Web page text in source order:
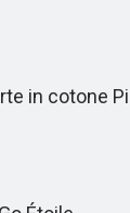
in cotone